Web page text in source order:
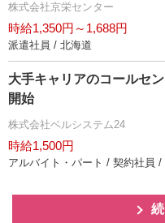
株式会社京栄センター
時給1,350円～1,688円
派遣社員 / 北海道
大手キャリアのコールセ
開始
株式会社ベルシステム24
時給1,500円
アルバイト・パート / 契約社員 /